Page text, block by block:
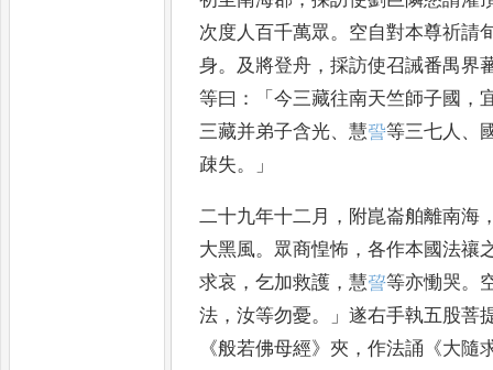
次度人百千萬眾。 空自對本尊祈請
身。 及將登舟 ，採訪使召誡番禺界
等曰 ：「今三藏往南天竺師子國 ，
三藏并弟子含光、慧𧦬等三七人 、
疎失。」
二十九年十二月 ， 附崑崙舶離南海
大黑風。 眾商惶怖 ，各作本國法禳
求哀 ，乞加救護 ，慧𧦪等亦慟哭。
法 ，汝等勿憂。」遂右手執五股菩
《般若佛母經》 夾 ，作法誦 《大隨